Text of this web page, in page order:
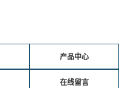
产品中心
在线留言